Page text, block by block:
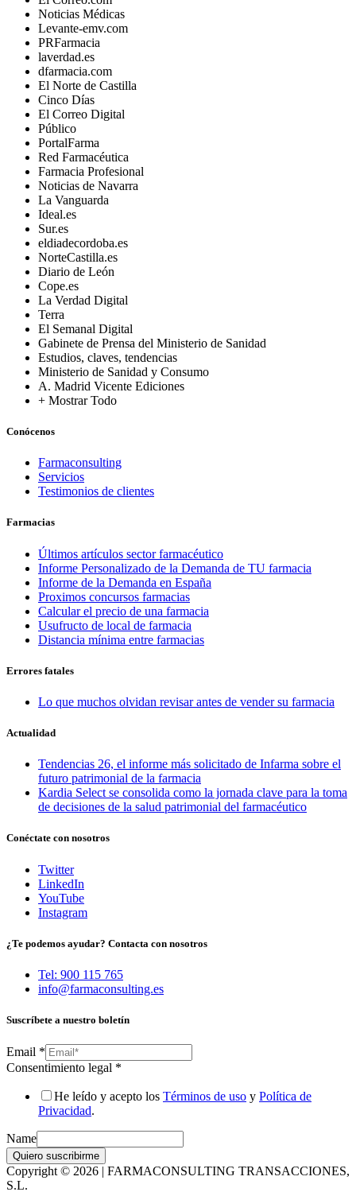
Noticias Médicas
Levante-emv.com
PRFarmacia
laverdad.es
dfarmacia.com
El Norte de Castilla
Cinco Días
El Correo Digital
Público
PortalFarma
Red Farmacéutica
Farmacia Profesional
Noticias de Navarra
La Vanguarda
Ideal.es
Sur.es
eldiadecordoba.es
NorteCastilla.es
Diario de León
Cope.es
La Verdad Digital
Terra
El Semanal Digital
Gabinete de Prensa del Ministerio de Sanidad
Estudios, claves, tendencias
Ministerio de Sanidad y Consumo
A. Madrid Vicente Ediciones
+ Mostrar Todo
Conócenos
Farmaconsulting
Servicios
Testimonios de clientes
Farmacias
Últimos artículos sector farmacéutico
Informe Personalizado de la Demanda de TU farmacia
Informe de la Demanda en España
Proximos concursos farmacias
Calcular el precio de una farmacia
Usufructo de local de farmacia
Distancia mínima entre farmacias
Errores fatales
Lo que muchos olvidan revisar antes de vender su farmacia
Actualidad
Tendencias 26, el informe más solicitado de Infarma sobre el
futuro patrimonial de la farmacia
Kardia Select se consolida como la jornada clave para la toma
de decisiones de la salud patrimonial del farmacéutico
Conéctate con nosotros
Twitter
LinkedIn
YouTube
Instagram
¿Te podemos ayudar? Contacta con nosotros
Tel: 900 115 765
info@farmaconsulting.es
Suscríbete a nuestro boletín
Email *
Consentimiento legal *
He leído y acepto los Términos de uso y Política de
Privacidad.
Name
Quiero suscribirme
Copyright © 2026 | FARMACONSULTING TRANSACCIONES,
S.L.